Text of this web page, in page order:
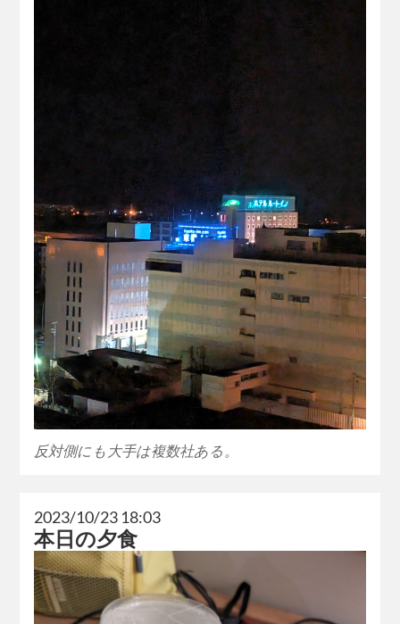
反対側にも大手は複数社ある。
2023/10/23 18:03
本日の夕食